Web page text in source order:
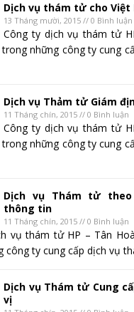
Dịch vụ thám tử cho Việt
13 Tháng mười, 2015 // 0 Bình luận
Công ty dịch vụ thám tử
những công ty cung
Dịch vụ Thảm tử Giám
11 Tháng chín, 2015 // 0 Bình luận
Công ty dịch vụ thám tử
những công ty cung
Dịch vụ Thám tử
thông tin
11 Tháng chín, 2015 // 0 Bình luận
vụ thám tử HP – Tân
công ty cung cấp dịch vụ
Dịch vụ Thám tử Cung
vị